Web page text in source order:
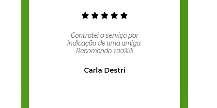
Contratei o serviço por
indicação de uma amiga.
Recomendo 100%!!!
Carla Destri